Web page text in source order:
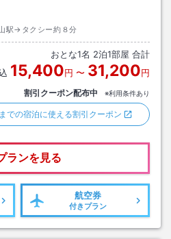
駅→タクシー約８分
おとな1名 2泊1部屋 合計
15,400円 〜 31,200円
割引クーポン配布中 ※利用条件あり
での宿泊に使える割引クーポン
ランを見る
航空券
付きプラン